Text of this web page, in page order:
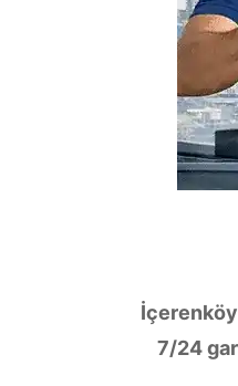
7/24